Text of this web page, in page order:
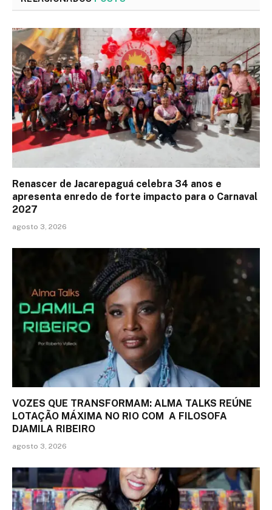
Renascer de Jacarepaguá celebra 34 anos e
apresenta enredo de forte impacto para o Carnaval
2027
agosto 3, 2026
VOZES QUE TRANSFORMAM: ALMA TALKS REÚNE
LOTAÇÃO MÁXIMA NO RIO COM A FILOSOFA
DJAMILA RIBEIRO
agosto 3, 2026